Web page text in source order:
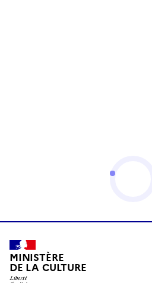
MINISTÈRE
DE LA CULTURE